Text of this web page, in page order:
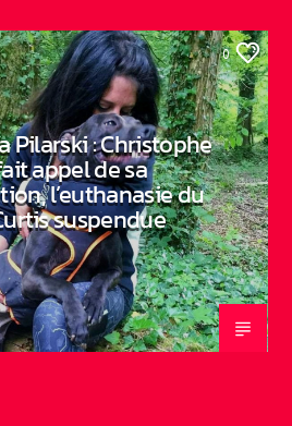
0
Pilarski : Christophe
appel de sa
l’euthanasie du
suspendue